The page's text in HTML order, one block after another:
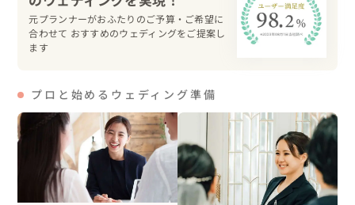
元プランナーがおふたりのご予算・ご希望に
合わせて おすすめのウェディングをご提案し
ます
プロと始めるウェディング準備